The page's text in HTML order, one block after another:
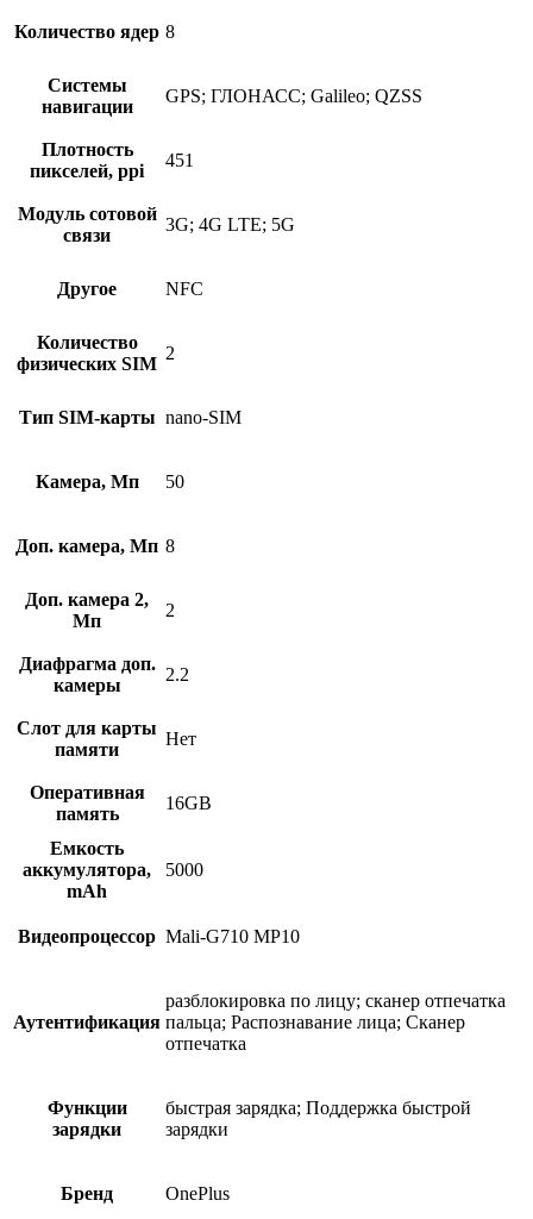
Количество ядер 8
Системы
навигации
GPS; ГЛОНАСС; Galileo; QZSS
Плотность
пикселей, ppi
451
Модуль сотовой
связи
3G; 4G LTE; 5G
Другое NFC
Количество
физических SIM
2
Тип SIM-карты nano-SIM
Камера, Мп 50
Доп. камера, Мп 8
Доп. камера 2,
Мп
2
Диафрагма доп.
камеры
2.2
Слот для карты
памяти
Нет
Оперативная
память
16GB
Емкость
аккумулятора,
mAh
5000
Видеопроцессор Mali-G710 MP10
Аутентификация
разблокировка по лицу; сканер отпечатка
пальца; Распознавание лица; Сканер
отпечатка
Функции
зарядки
быстрая зарядка; Поддержка быстрой
зарядки
Бренд OnePlus